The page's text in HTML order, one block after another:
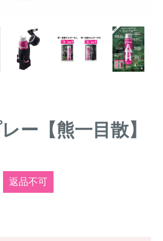
ー【熊一目散】
返品不可
シ
物から選ぶ
ら対策商品を選ぶ
キツネ対策